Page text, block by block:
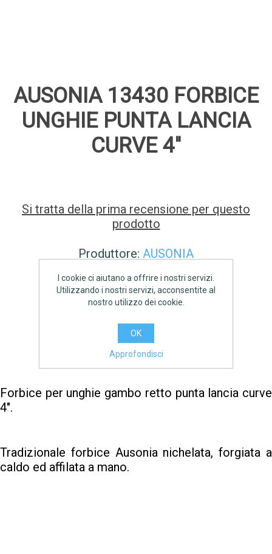
AUSONIA 13430 FORBICE
UNGHIE PUNTA LANCIA
CURVE 4''
Si tratta della prima recensione per questo
prodotto
Produttore: AUSONIA
Disponibilità:3 disponibile
€10,80 IVA inclusa
AGGIUNGI
Forbice per unghie gambo retto punta lancia curve
4".
Tradizionale forbice Ausonia nichelata, forgiata a
caldo ed affilata a mano.
I cookie ci aiutano a offrire i nostri servizi.
Utilizzando i nostri servizi, acconsentite al
nostro utilizzo dei cookie.
OK
Approfondisci